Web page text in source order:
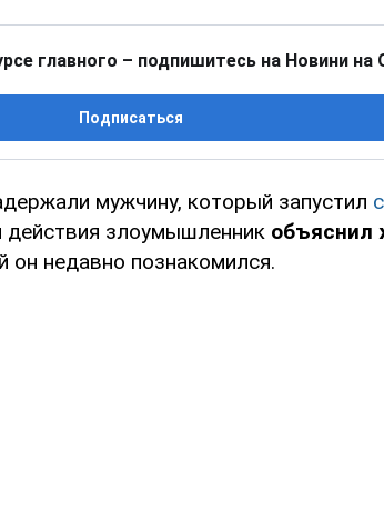
главного – подпишитесь на Новини на
Подписаться
мужчину, который запустил
злоумышленник объяснил
он недавно познакомился.